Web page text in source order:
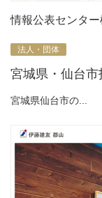
情報公表センタ
法人・団体
宮城県・仙台
宮城県仙台市の...